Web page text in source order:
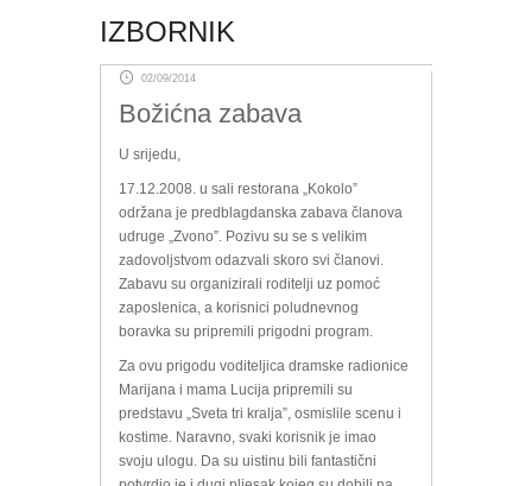
IZBORNIK
02/09/2014
Božićna zabava
U srijedu,
17.12.2008. u sali restorana „Kokolo”
održana je predblagdanska zabava članova
udruge „Zvono”. Pozivu su se s velikim
zadovoljstvom odazvali skoro svi članovi.
Zabavu su organizirali roditelji uz pomoć
zaposlenica, a korisnici poludnevnog
boravka su pripremili prigodni program.
Za ovu prigodu voditeljica dramske radionice
Marijana i mama Lucija pripremili su
predstavu „Sveta tri kralja”, osmislile scenu i
kostime. Naravno, svaki korisnik je imao
svoju ulogu. Da su uistinu bili fantastični